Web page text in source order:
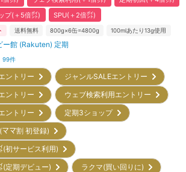
プ(＋5倍㌽)
SPU(＋2倍㌽)
送料無料 800g×6缶=4800g 100mlあたり13g使用
ー館 (Rakuten) 定期
99件
ントリー
ジャンルSALEエントリー
ントリー
ウェブ検索利用エントリー
ントリー
定期3ショップ
(ママ割 初登録)
(初サービス利用)
(定期デビュー)
ラクマ(買い回りに)